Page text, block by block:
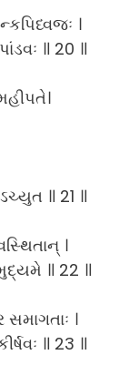
।
॥ 20 ॥
॥ 21 ॥
।
॥ 22 ॥
।
॥ 23 ॥